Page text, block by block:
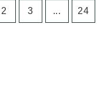
2 3 ... 24